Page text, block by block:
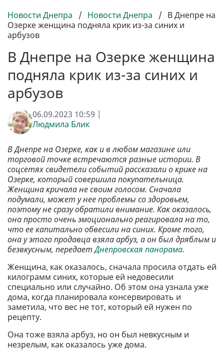
Новости Днепра / Новости Днепра / В Днепре на
Озерке женщина подняла крик из-за синих и
арбузов
В Днепре на Озерке женщина
подняла крик из-за синих и
арбузов
06.09.2023 10:59 |
Людмила Блик
В Днепре на Озерке, как и в любом магазине или
торговой точке встречаются разные истории. В
соцсетях свидетели событий рассказали о крике на
Озерке, который совершила покупательница.
Женщина кричала не своим голосом. Сначала
подумали, может у нее проблемы со здоровьем,
поэтому не сразу обратили внимание. Как оказалось,
она просто очень эмоционально реагировала на то,
что ее капитально обвесили на синих. Кроме того,
она у этого продавца взяла арбуз, а он был дряблым и
безвкусным, передаетДнепровская панорама.
Женщина, как оказалось, сначала просила отдать ей
килограмм синих, которые ей недовесили
специально или случайно. Об этом она узнала уже
дома, когда планировала консервировать и
заметила, что вес не тот, который ей нужен по
рецепту.
Она тоже взяла арбуз, но он был невкусным и
незрелым, как оказалось уже дома.